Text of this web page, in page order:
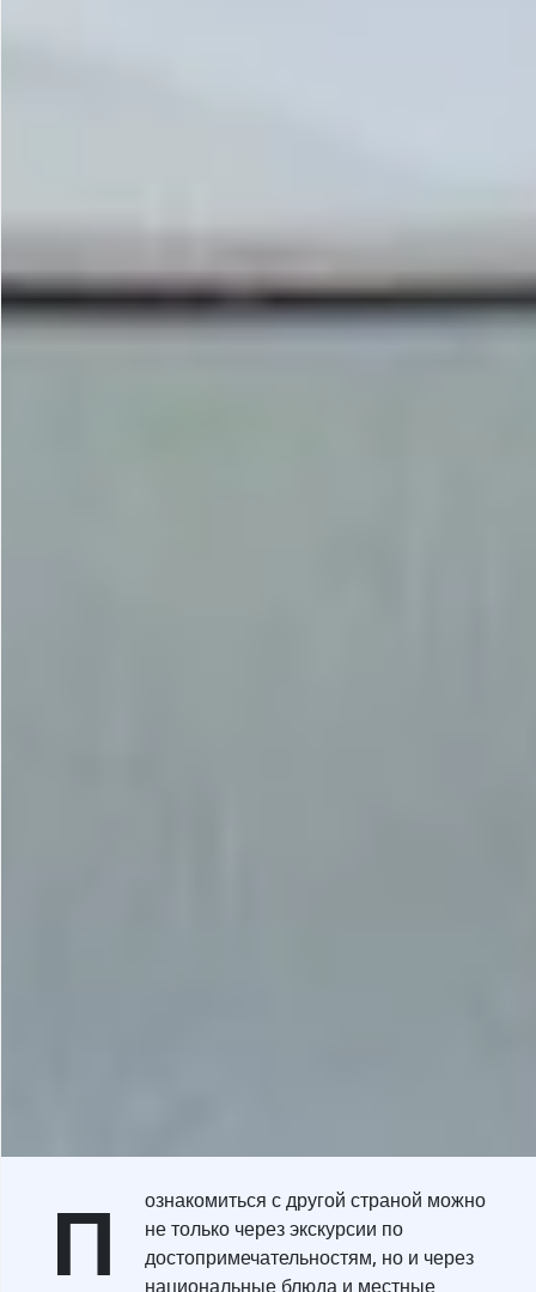
П
ознакомиться с другой страной можно
не только через экскурсии по
достопримечательностям, но и через
национальные блюда и местные